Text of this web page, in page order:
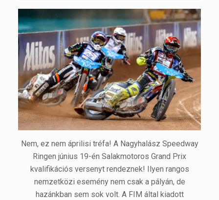
Nem, ez nem áprilisi tréfa! A Nagyhalász Speedway
Ringen június 19-én Salakmotoros Grand Prix
kvalifikációs versenyt rendeznek! Ilyen rangos
nemzetközi esemény nem csak a pályán, de
hazánkban sem sok volt. A FIM által kiadott